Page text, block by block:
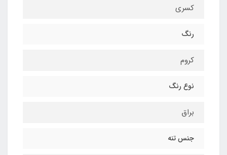
کسری
رنگ
کروم
نوع رنگ
براق
جنس تنه